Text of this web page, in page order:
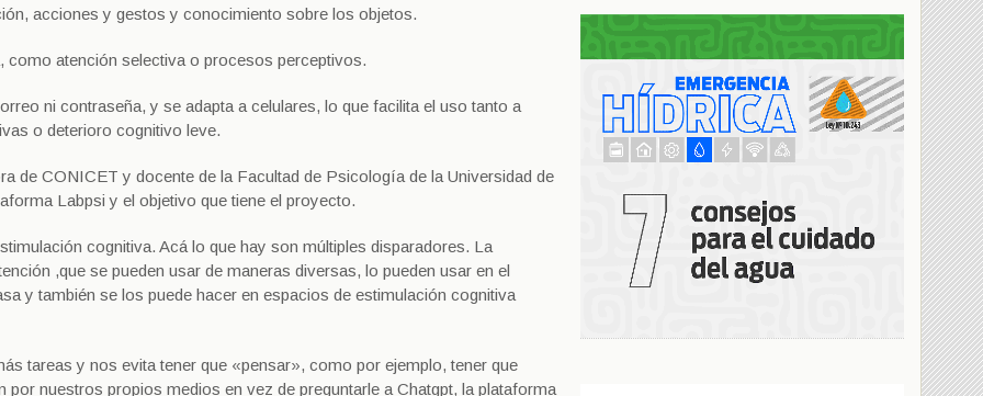
acciones y gestos y conocimiento sobre los objetos.
como atención selectiva o procesos perceptivos.
ni contraseña, y se adapta a celulares, lo que facilita el uso tanto a
o deterioro cognitivo leve.
de CONICET y docente de la Facultad de Psicología de la Universidad de
Labpsi y el objetivo que tiene el proyecto.
cognitiva. Acá lo que hay son múltiples disparadores. La
,que se pueden usar de maneras diversas, lo pueden usar en el
y también se los puede hacer en espacios de estimulación cognitiva
tareas y nos evita tener que «pensar», como por ejemplo, tener que
nuestros propios medios en vez de preguntarle a Chatgpt, la plataforma